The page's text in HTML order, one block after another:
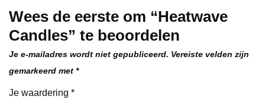
Wees de eerste om “Heatwave
Candles” te beoordelen
Je e-mailadres wordt niet gepubliceerd. Vereiste velden zijn
gemarkeerd met *
Je waardering *